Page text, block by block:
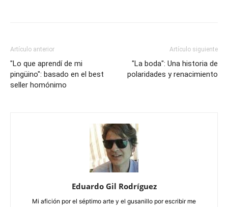
Artículo anterior
"Lo que aprendí de mi
pingüino": basado en el best
seller homónimo
Artículo siguiente
"La boda": Una historia de
polaridades y renacimiento
Eduardo Gil Rodríguez
Mi afición por el séptimo arte y el gusanillo por escribir me